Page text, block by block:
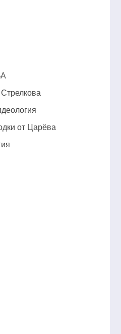
от Царёва